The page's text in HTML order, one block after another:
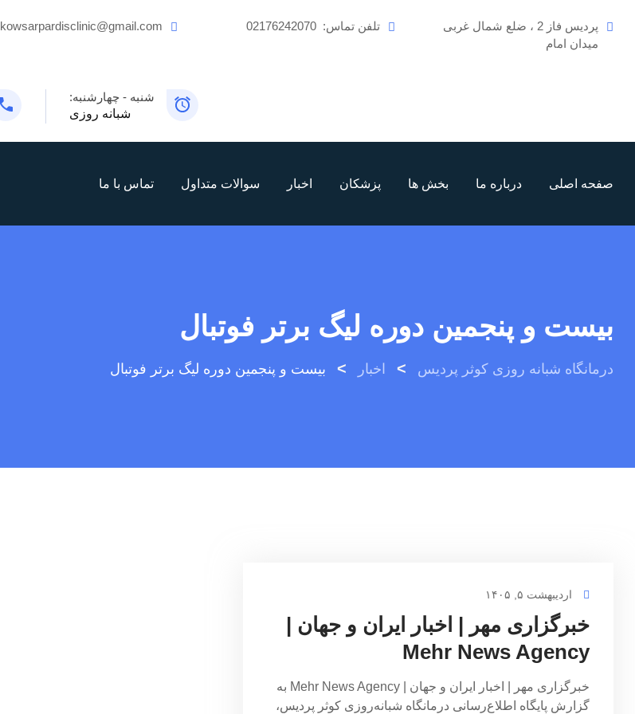
پردیس فاز 2 ، ضلع شمال غربی
میدان امام
تلفن تماس: 02176242070
kowsarpardisclinic@gmail.com
شنبه - چهارشنبه:
شبانه روزی
صفحه اصلی درباره ما بخش ها پزشکان اخبار سوالات متداول تماس با ما
بیست و پنجمین دوره لیگ برتر فوتبال
درمانگاه شبانه روزی کوثر پردیس > اخبار > بیست و پنجمین دوره لیگ برتر فوتبال
اردیبهشت ۵, ۱۴۰۵
خبرگزاری مهر | اخبار ایران و جهان |
Mehr News Agency
خبرگزاری مهر | اخبار ایران و جهان | Mehr News Agency به
گزارش پایگاه اطلاع‌رسانی درمانگاه شبانه‌روزی کوثر پردیس،